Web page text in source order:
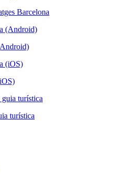
Barcelona
turística